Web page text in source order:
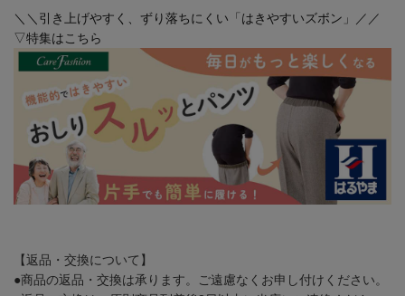
＼＼引き上げやすく、ずり落ちにくい「はきやすいズボン」／／
▽特集はこちら
【返品・交換について】
●商品の返品・交換は承ります。ご遠慮なくお申し付けください。